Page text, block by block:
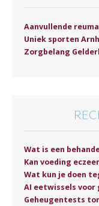
Aanvullende
Uniek sporten
Zorgbelang
Wat is een
Kan voeding
Wat kun je doen
AI eetwissels voor
Geheugentests